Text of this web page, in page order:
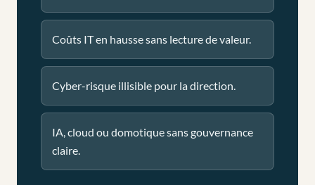
Coûts IT en hausse sans lecture de valeur.
Cyber-risque illisible pour la direction.
IA, cloud ou domotique sans gouvernance
claire.